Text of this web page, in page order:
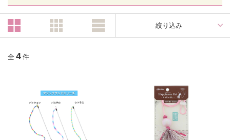
絞り込み
全 4 件